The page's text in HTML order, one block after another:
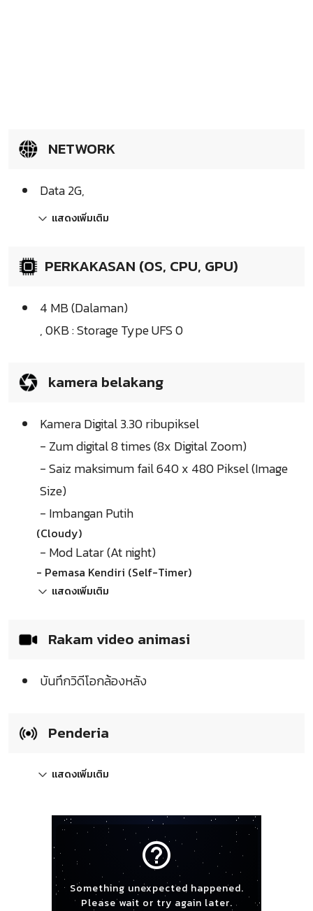
NETWORK
Data 2G,
แสดงเพิ่มเติม
PERKAKASAN (OS, CPU, GPU)
4 MB (Dalaman)
, 0KB : Storage Type UFS 0
kamera belakang
Kamera Digital 3.30 ribupiksel
- Zum digital 8 times (8x Digital Zoom)
- Saiz maksimum fail 640 x 480 Piksel (Image
Size)
- Imbangan Putih
(Cloudy)
- Mod Latar (At night)
- Pemasa Kendiri (Self-Timer)
แสดงเพิ่มเติม
Rakam video animasi
บันทึกวิดีโอกล้องหลัง
Penderia
แสดงเพิ่มเติม
help_outline
Something unexpected happened.
Please wait or try again later.